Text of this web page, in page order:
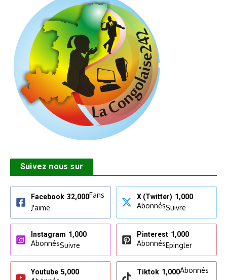
Suivez nous sur
Facebook 32,000Fans
J'aime
X (Twitter) 1,000
AbonnésSuivre
Instagram 1,000
AbonnésSuivre
Pinterest 1,000
AbonnésEpingler
Youtube 5,000 Tiktok 1,000Abonnés